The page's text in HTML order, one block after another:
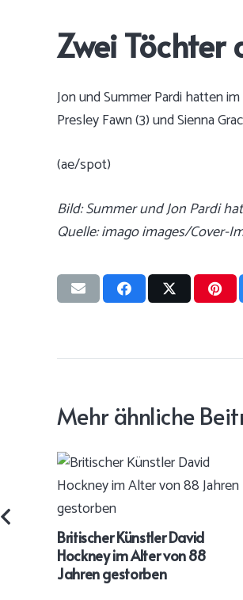
Zwei Töchter
Jon und Summer Pardi hatten
Presley Fawn (3) und Sienna
(ae/spot)
Bild: Summer und Jon Pardi
Quelle: imago images/Cover-
Mehr ähnliche
Britischer Künstler David
Hockney im Alter von 88
Jahren gestorben